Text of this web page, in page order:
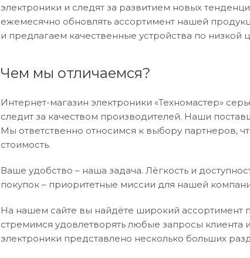
электроники и следят за развитием новых
ежемесячно обновлять ассортимент нашей
и предлагаем качественные устройства по низкой
Чем мы отличаемся?
Интернет-магазин электроники «Техномастер»
следит за качеством производителей. Наши
Мы ответственно относимся к выбору партнеров,
стоимость.
Ваше удобство – наша задача. Лёгкость и
покупок – приоритетные миссии для нашей
На нашем сайте вы найдёте широкий
стремимся удовлетворять любые запросы клиента
электроники представлено несколько больших